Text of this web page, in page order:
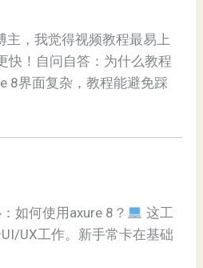
主，我觉得视频教程最易上
快！自问自答：为什么教程
8界面复杂，教程能避免踩
如何使用axure 8？
这工
UX工作。新手常卡在基础